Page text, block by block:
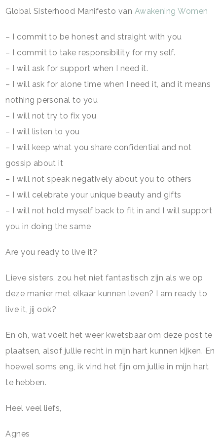
Global Sisterhood Manifesto van Awakening Women
– I commit to be honest and straight with you
– I commit to take responsibility for my self.
– I will ask for support when I need it.
– I will ask for alone time when I need it, and it means
nothing personal to you
– I will not try to fix you
– I will listen to you
– I will keep what you share confidential and not
gossip about it
– I will not speak negatively about you to others
– I will celebrate your unique beauty and gifts
– I will not hold myself back to fit in and I will support
you in doing the same
Are you ready to live it?
Lieve sisters, zou het niet fantastisch zijn als we op
deze manier met elkaar kunnen leven? I am ready to
live it, jij ook?
En oh, wat voelt het weer kwetsbaar om deze post te
plaatsen, alsof jullie recht in mijn hart kunnen kijken. En
hoewel soms eng, ik vind het fijn om jullie in mijn hart
te hebben.
Heel veel liefs,
Agnes